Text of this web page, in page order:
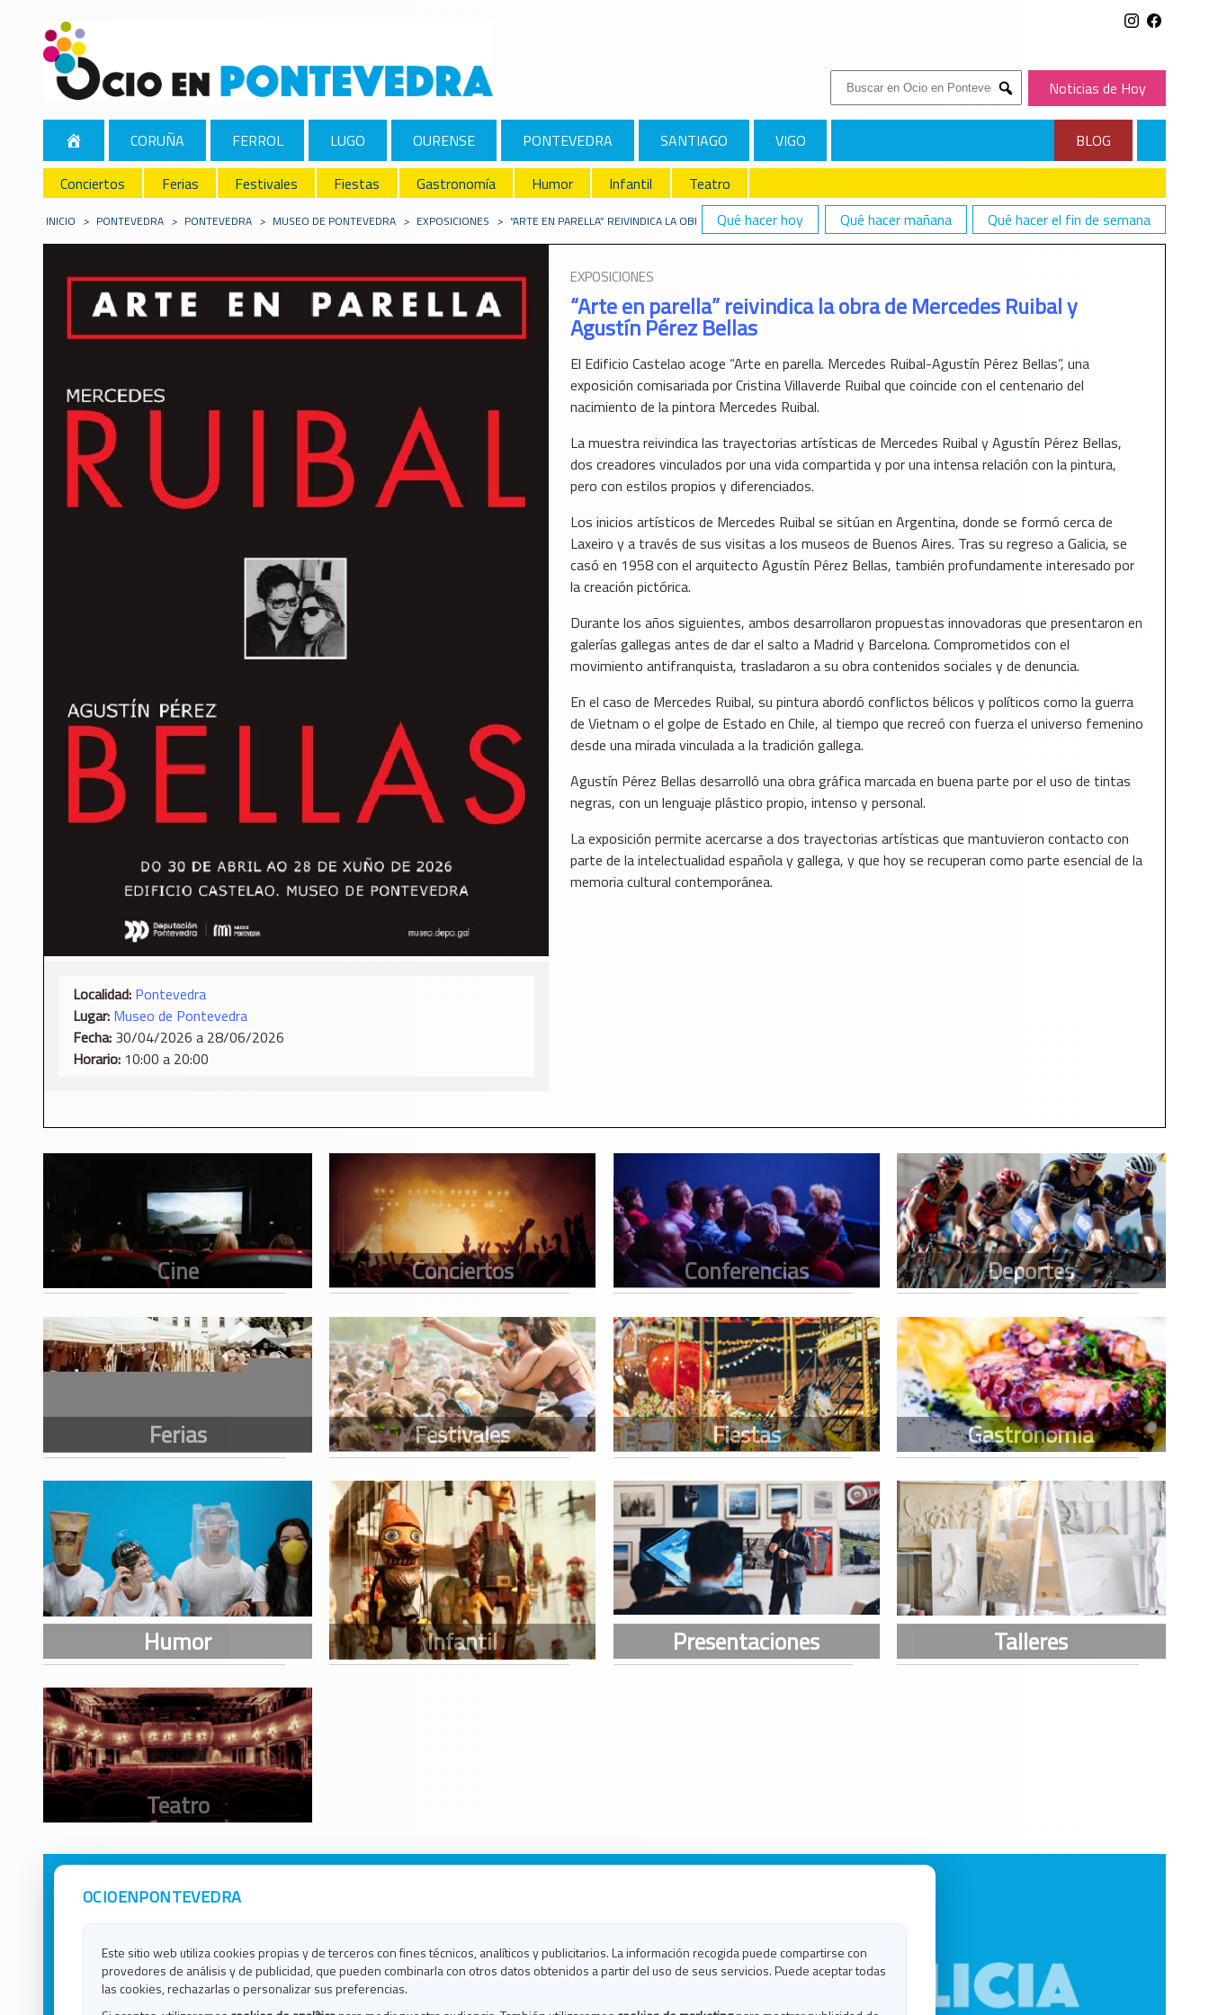
Buscar:
Submit
Noticias de Hoy
CORUÑA FERROL LUGO OURENSE PONTEVEDRA SANTIAGO VIGO
BLOG
Conciertos
Ferias Festivales Fiestas Gastronomía Humor Infantil
Teatro
Qué hacer hoy
Qué hacer mañana Qué hacer el fin de semana
INICIO > PONTEVEDRA > PONTEVEDRA > MUSEO DE PONTEVEDRA > EXPOSICIONES > “ARTE EN PARELLA” REIVINDICA LA OBRA DE MERCEDES RUIBAL Y AGUSTÍN PÉREZ BELLAS
Localidad: Pontevedra
Lugar: Museo de Pontevedra
Fecha: 30/04/2026 a 28/06/2026
Horario: 10:00 a 20:00
EXPOSICIONES
“Arte en parella” reivindica la obra de Mercedes Ruibal y
Agustín Pérez Bellas
El Edificio Castelao acoge “Arte en parella. Mercedes Ruibal-Agustín Pérez Bellas”, una
exposición comisariada por Cristina Villaverde Ruibal que coincide con el centenario del
nacimiento de la pintora Mercedes Ruibal.
La muestra reivindica las trayectorias artísticas de Mercedes Ruibal y Agustín Pérez Bellas,
dos creadores vinculados por una vida compartida y por una intensa relación con la pintura,
pero con estilos propios y diferenciados.
Los inicios artísticos de Mercedes Ruibal se sitúan en Argentina, donde se formó cerca de
Laxeiro y a través de sus visitas a los museos de Buenos Aires. Tras su regreso a Galicia, se
casó en 1958 con el arquitecto Agustín Pérez Bellas, también profundamente interesado por
la creación pictórica.
Durante los años siguientes, ambos desarrollaron propuestas innovadoras que presentaron en
galerías gallegas antes de dar el salto a Madrid y Barcelona. Comprometidos con el
movimiento antifranquista, trasladaron a su obra contenidos sociales y de denuncia.
En el caso de Mercedes Ruibal, su pintura abordó conflictos bélicos y políticos como la guerra
de Vietnam o el golpe de Estado en Chile, al tiempo que recreó con fuerza el universo femenino
desde una mirada vinculada a la tradición gallega.
Agustín Pérez Bellas desarrolló una obra gráfica marcada en buena parte por el uso de tintas
negras, con un lenguaje plástico propio, intenso y personal.
La exposición permite acercarse a dos trayectorias artísticas que mantuvieron contacto con
parte de la intelectualidad española y gallega, y que hoy se recuperan como parte esencial de la
memoria cultural contemporánea.
OCIOENPONTEVEDRA
Este sitio web utiliza cookies propias y de terceros con fines técnicos, analíticos y publicitarios. La información recogida puede compartirse con
provedores de análisis y de publicidad, que pueden combinarla con otros datos obtenidos a partir del uso de seus servicios. Puede aceptar todas
las cookies, rechazarlas o personalizar sus preferencias.
Avisos Legales
Política de Cookies
Ocio en Lugo
Ocio en Ourense